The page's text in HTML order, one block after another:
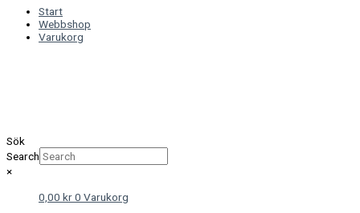
Start
Webbshop
Varukorg
Sök
Search
×
0,00 kr0 Varukorg